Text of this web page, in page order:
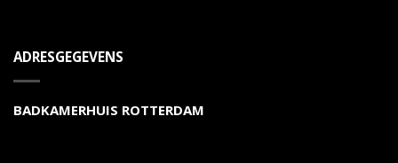
ADRESGEGEVENS
BADKAMERHUIS ROTTERDAM